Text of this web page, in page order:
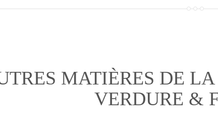
MATIÈRES DE
VERDURE &